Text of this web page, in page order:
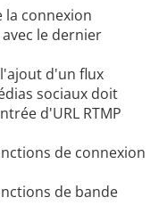
la connexion
le dernier
d'un flux
sociaux doit
d'URL RTMP
de connexion
de bande